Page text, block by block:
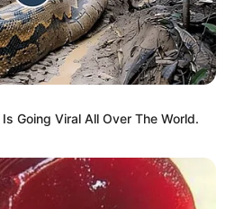
Going Viral All Over The World.